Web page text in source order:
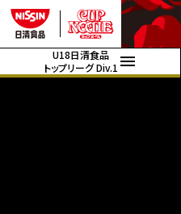
U18日清食品
トップリーグ Div.1